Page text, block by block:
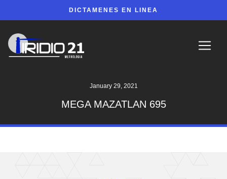
DICTAMENES EN LINEA
January 29, 2021
MEGA MAZATLAN 695